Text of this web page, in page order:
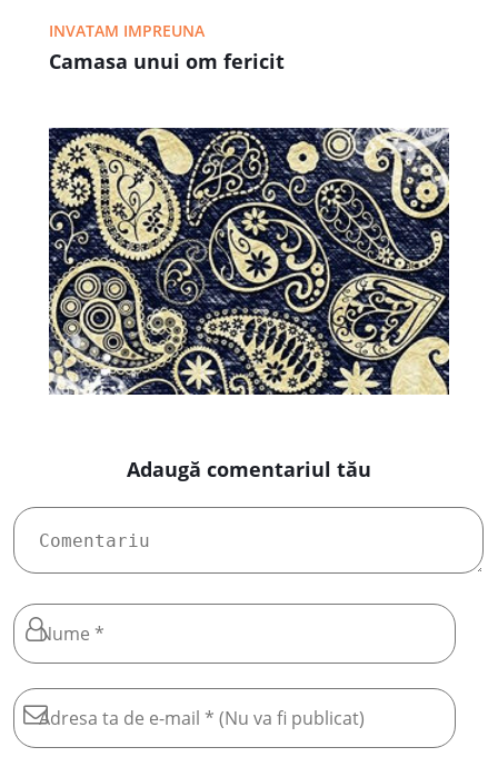
INVATAM IMPREUNA
Camasa unui om fericit
Adaugă comentariul tău